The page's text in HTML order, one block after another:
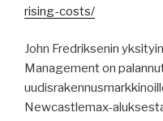
rising-costs/
John Fredriksenin
Management on
Newcastlemax-